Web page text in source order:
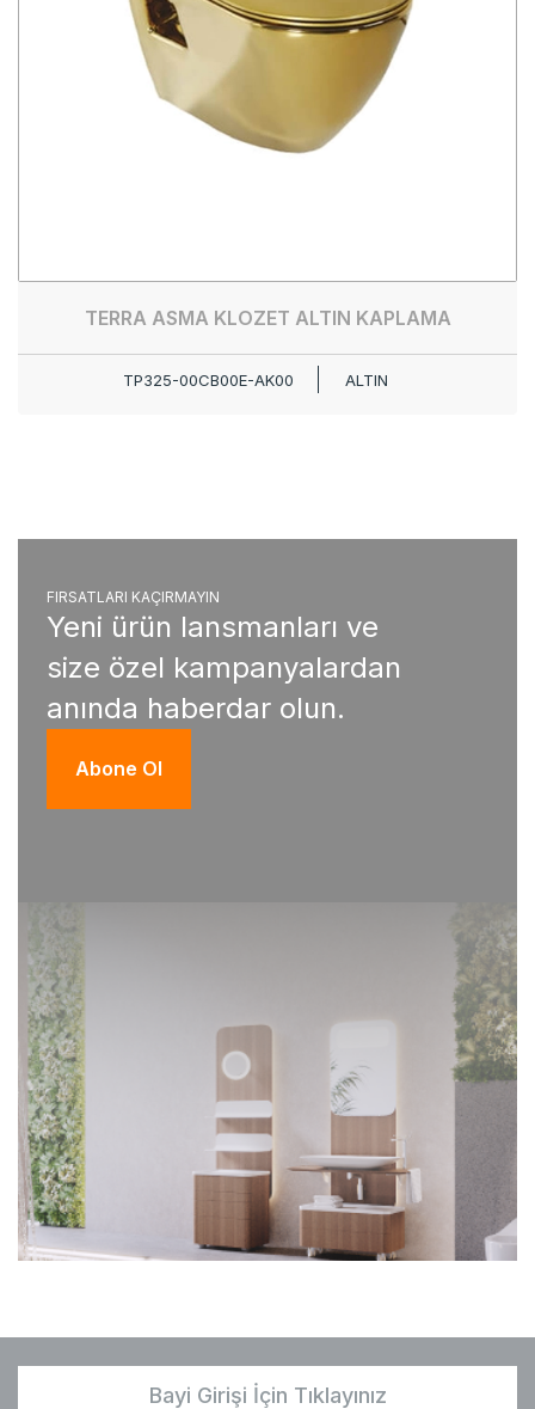
TERRA ASMA KLOZET ALTIN KAPLAMA
TP325-00CB00E-AK00 ALTIN
FIRSATLARI KAÇIRMAYIN
Yeni ürün lansmanları ve
size özel kampanyalardan
anında haberdar olun.
Abone Ol
Bayi Girişi İçin Tıklayınız